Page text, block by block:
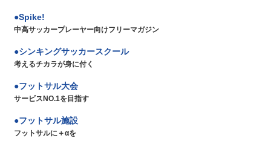
Spike!
中高サッカープレーヤー向けフリーマガジン
シンキングサッカースクール
考えるチカラが身に付く
フットサル大会
サービスNO.1を目指す
フットサル施設
フットサルに＋αを